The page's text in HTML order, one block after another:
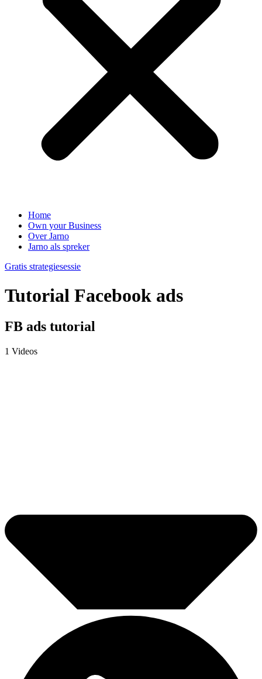
Home
Own your Business
Over Jarno
Jarno als spreker
Gratis strategiesessie
Tutorial Facebook ads
FB ads tutorial
1 Videos